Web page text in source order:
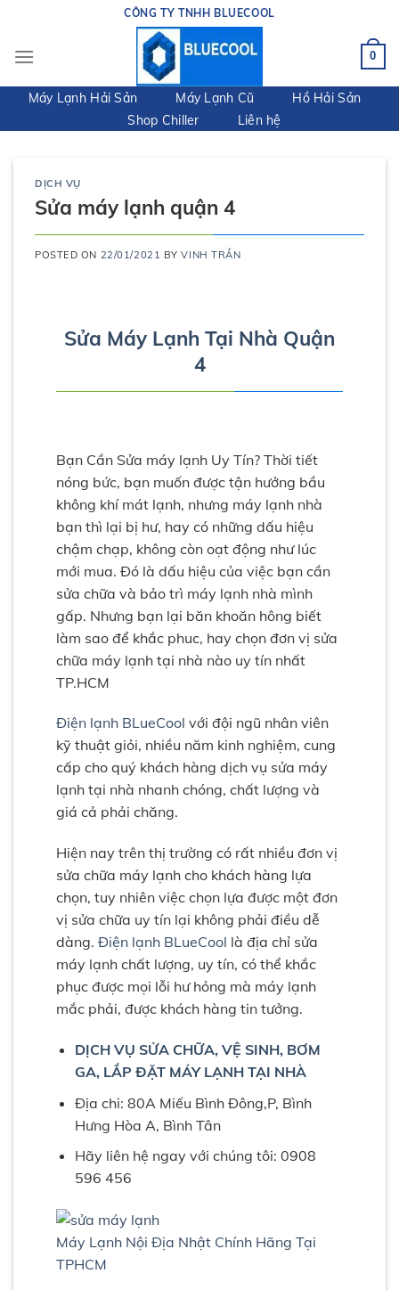
content
CÔNG TY TNHH BLUECOOL
0
Máy Lạnh Hải Sản Máy Lạnh Cũ
Hồ Hải Sản
Shop Chiller
Liên hệ
DỊCH VỤ
Sửa máy lạnh quận 4
POSTED ON 22/01/2021 BYVINH TRẦN
Sửa Máy Lạnh Tại Nhà Quận
4
Bạn Cần Sửa máy lạnh Uy Tín? Thời tiết
nóng bức, bạn muốn được tận hưởng bầu
không khí mát lạnh, nhưng máy lạnh nhà
bạn thì lại bị hư, hay có những dấu hiệu
chậm chạp, không còn oạt động như lúc
mới mua. Đó là dấu hiệu của việc bạn cần
sửa chữa và bảo trì máy lạnh nhà mình
gấp. Nhưng bạn lại băn khoăn hông biết
làm sao để khắc phuc, hay chọn đơn vị sửa
chữa máy lạnh tại nhà nào uy tín nhất
TP.HCM
Điện lạnh BLueCool với đội ngũ nhân viên
kỹ thuật giỏi, nhiều năm kinh nghiệm, cung
cấp cho quý khách hàng dịch vụ sửa máy
lạnh tại nhà nhanh chóng, chất lượng và
giá cả phải chăng.
Hiện nay trên thị trường có rất nhiều đơn vị
sửa chữa máy lạnh cho khách hàng lựa
chọn, tuy nhiên việc chọn lựa được một đơn
vị sửa chữa uy tín lại không phải điều dễ
dàng. Điện lạnh BLueCool là địa chỉ sửa
máy lạnh chất lượng, uy tín, có thể khắc
phục được mọi lỗi hư hỏng mà máy lạnh
mắc phải, được khách hàng tin tưởng.
DỊCH VỤ SỬA CHỮA, VỆ SINH, BƠM
GA, LẮP ĐẶT MÁY LẠNH TẠI NHÀ
Địa chi: 80A Miếu Bình Đông,P, Bình
Hưng Hòa A, Bình Tân
Hãy liên hệ ngay với chúng tôi: 0908
596 456
Máy Lạnh Nội Địa Nhật Chính Hãng Tại
TPHCM